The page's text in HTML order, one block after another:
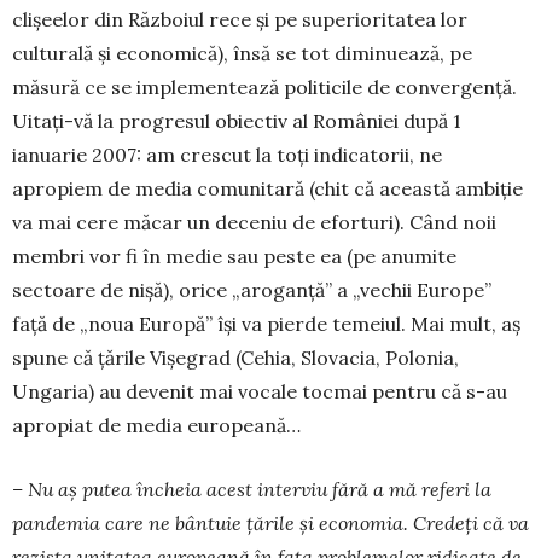
clișeelor din Războiul rece și pe superioritatea lor
culturală și economică), însă se tot diminuează, pe
măsură ce se imple­mentează politicile de convergență.
Uitați-vă la progresul obiectiv al României după 1
ianuarie 2007: am crescut la toți indicatorii, ne
apropiem de media comunitară (chit că această ambiție
va mai cere măcar un deceniu de eforturi). Când noii
membri vor fi în medie sau peste ea (pe anumite
sectoare de nișă), orice „aroganță” a „vechii Europe”
față de „noua Europă” își va pier­de temeiul. Mai mult, aș
spune că țările Vișegrad (Cehia, Slovacia, Polonia,
Ungaria) au devenit mai vocale tocmai pentru că s-au
apro­piat de media europeană…
– Nu aș putea încheia acest interviu fără a mă referi la
pandemia care ne bântuie țările și economia. Credeți că va